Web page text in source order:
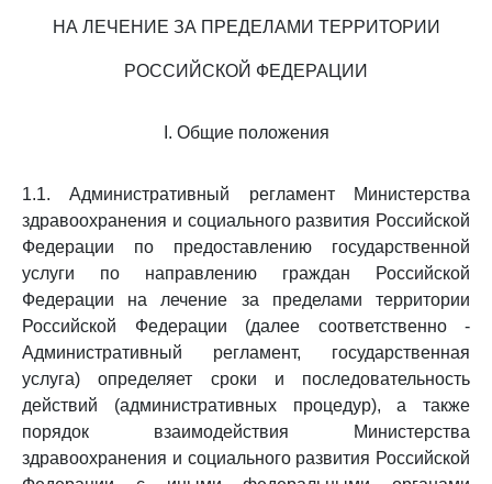
НА ЛЕЧЕНИЕ ЗА ПРЕДЕЛАМИ ТЕРРИТОРИИ
РОССИЙСКОЙ ФЕДЕРАЦИИ
I. Общие положения
1.1. Административный регламент Министерства
здравоохранения и социального развития Российской
Федерации по предоставлению государственной
услуги по направлению граждан Российской
Федерации на лечение за пределами территории
Российской Федерации (далее соответственно -
Административный регламент, государственная
услуга) определяет сроки и последовательность
действий (административных процедур), а также
порядок взаимодействия Министерства
здравоохранения и социального развития Российской